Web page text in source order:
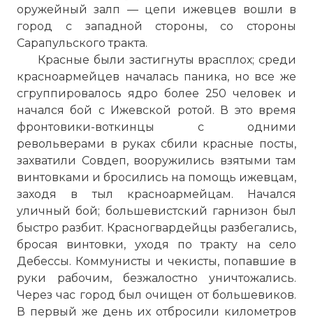
оружейный залп — цепи ижевцев вошли в
город с западной стороны, со стороны
Сарапульского тракта.
Красные были застигнуты врасплох; среди
красноармейцев началась паника, но все же
сгруппировалось ядро более 250 человек и
начался бой с Ижевской ротой. В это время
фронтовики-воткинцы с одними
револьверами в руках сбили красные посты,
захватили Совдеп, вооружились взятыми там
винтовками и бросились на помощь ижевцам,
заходя в тыл красноармейцам. Начался
уличный бой; большевистский гарнизон был
быстро разбит. Красногвардейцы разбегались,
бросая винтовки, уходя по тракту на село
Дебессы. Коммунисты и чекисты, попавшие в
руки рабочим, безжалостно уничтожались.
Через час город был очищен от большевиков.
В первый же день их отбросили километров